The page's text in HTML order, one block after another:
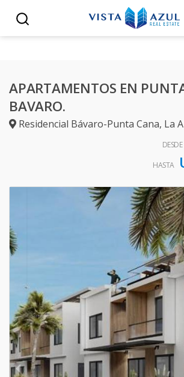
APARTAMENTOS EN
BAVARO.
Residencial Bávaro-Punta Cana, La
DESDE
HASTA